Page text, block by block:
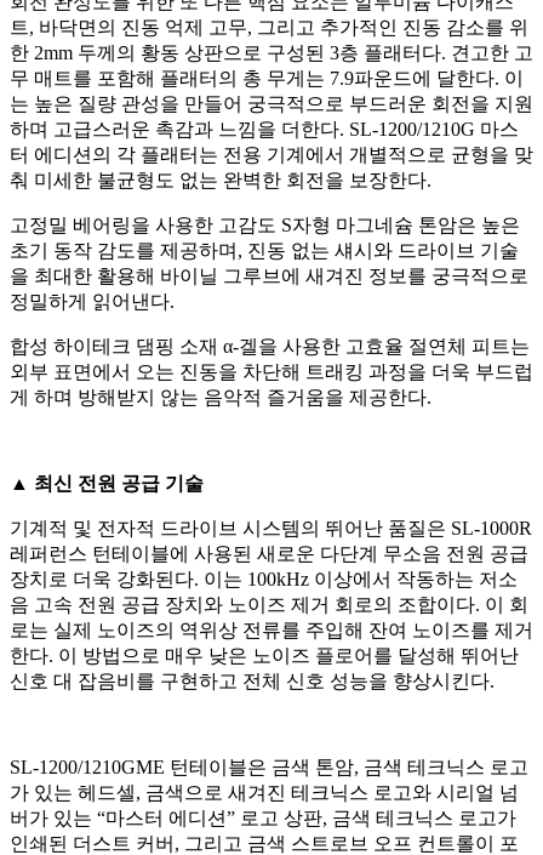
트, 바닥면의 진동 억제 고무, 그리고 추가적인 진동 감소를 위
한 2mm 두께의 황동 상판으로 구성된 3층 플래터다. 견고한 고
무 매트를 포함해 플래터의 총 무게는 7.9파운드에 달한다. 이
는 높은 질량 관성을 만들어 궁극적으로 부드러운 회전을 지원
하며 고급스러운 촉감과 느낌을 더한다. SL-1200/1210G 마스
터 에디션의 각 플래터는 전용 기계에서 개별적으로 균형을 맞
춰 미세한 불균형도 없는 완벽한 회전을 보장한다.
고정밀 베어링을 사용한 고감도 S자형 마그네슘 톤암은 높은
초기 동작 감도를 제공하며, 진동 없는 섀시와 드라이브 기술
을 최대한 활용해 바이닐 그루브에 새겨진 정보를 궁극적으로
정밀하게 읽어낸다.
합성 하이테크 댐핑 소재 α-겔을 사용한 고효율 절연체 피트는
외부 표면에서 오는 진동을 차단해 트래킹 과정을 더욱 부드럽
게 하며 방해받지 않는 음악적 즐거움을 제공한다.
▲ 최신 전원 공급 기술
기계적 및 전자적 드라이브 시스템의 뛰어난 품질은 SL-1000R
레퍼런스 턴테이블에 사용된 새로운 다단계 무소음 전원 공급
장치로 더욱 강화된다. 이는 100kHz 이상에서 작동하는 저소
음 고속 전원 공급 장치와 노이즈 제거 회로의 조합이다. 이 회
로는 실제 노이즈의 역위상 전류를 주입해 잔여 노이즈를 제거
한다. 이 방법으로 매우 낮은 노이즈 플로어를 달성해 뛰어난
신호 대 잡음비를 구현하고 전체 신호 성능을 향상시킨다.
SL-1200/1210GME 턴테이블은 금색 톤암, 금색 테크닉스 로고
가 있는 헤드셀, 금색으로 새겨진 테크닉스 로고와 시리얼 넘
버가 있는 “마스터 에디션” 로고 상판, 금색 테크닉스 로고가
인쇄된 더스트 커버, 그리고 금색 스트로브 오프 컨트롤이 포